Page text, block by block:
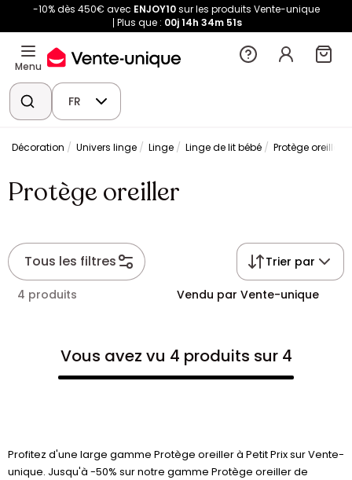
-10% dès 450€ avec ENJOY10sur les produits Vente-unique
Plus que : 00j14h 34m 51s
Menu
FR
Décoration Univers linge Linge Linge de lit bébé Protège oreiller
Protège oreiller
Tous les filtres Trier par
4 produits Vendu par Vente-unique
Vous avez vu 4 produits sur 4
Profitez d'une large gamme Protège oreiller à Petit Prix sur Vente-
unique. Jusqu'à -50% sur notre gamme Protège oreiller de